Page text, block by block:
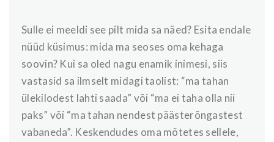
Sulle ei meeldi see pilt mida sa näed? Esita endale
nüüd küsimus: mida ma seoses oma kehaga
soovin? Kui sa oled nagu enamik inimesi, siis
vastasid sa ilmselt midagi taolist: “ma tahan
ülekilodest lahti saada” või “ma ei taha olla nii
paks” või “ma tahan nendest päästerõngastest
vabaneda”. Keskendudes oma mõtetes sellele,